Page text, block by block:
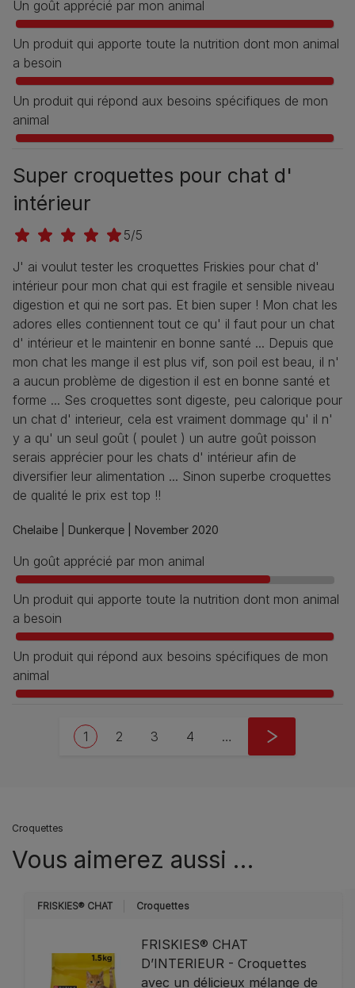
Un goût apprécié par mon animal
Un produit qui apporte toute la nutrition dont mon animal
a besoin
Un produit qui répond aux besoins spécifiques de mon
animal
Super croquettes pour chat d'
intérieur
5/5
J' ai voulut tester les croquettes Friskies pour chat d'
intérieur pour mon chat qui est fragile et sensible niveau
digestion et qui ne sort pas. Et bien super ! Mon chat les
adores elles contiennent tout ce qu' il faut pour un chat
d' intérieur et le maintenir en bonne santé ... Depuis que
mon chat les mange il est plus vif, son poil est beau, il n'
a aucun problème de digestion il est en bonne santé et
forme ... Ses croquettes sont digeste, peu calorique pour
un chat d' interieur, cela est vraiment dommage qu' il n'
y a qu' un seul goût ( poulet ) un autre goût poisson
serais apprécier pour les chats d' intérieur afin de
diversifier leur alimentation ... Sinon superbe croquettes
de qualité le prix est top !!
Chelaibe | Dunkerque | November 2020
Un goût apprécié par mon animal
Un produit qui apporte toute la nutrition dont mon animal
a besoin
Un produit qui répond aux besoins spécifiques de mon
animal
Current page
1 Page
2 Page
3 Page
4 … Next page
››
Croquettes
Vous aimerez aussi …
FRISKIES® CHAT Croquettes
FRISKIES® CHAT
D’INTERIEUR - Croquettes
avec un délicieux mélange de